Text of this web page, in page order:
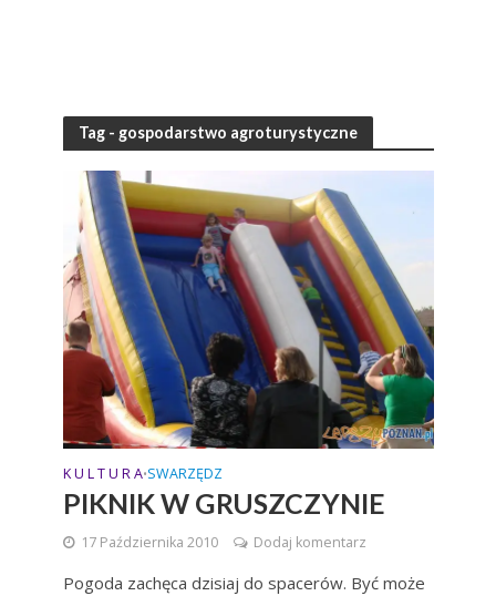
Tag - gospodarstwo agroturystyczne
K U L T U R A•SWARZĘDZ
PIKNIK W GRUSZCZYNIE
17 Października 2010 Dodaj komentarz
Pogoda zachęca dzisiaj do spacerów. Być może